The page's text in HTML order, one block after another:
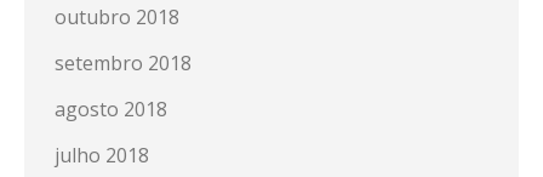
outubro 2018
setembro 2018
agosto 2018
julho 2018